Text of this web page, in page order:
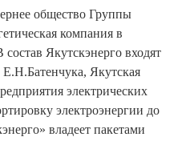
общество Группы
компания в
Якутскэнерго входят
Якутская
электрических
электроэнергии до
владеет пакетами